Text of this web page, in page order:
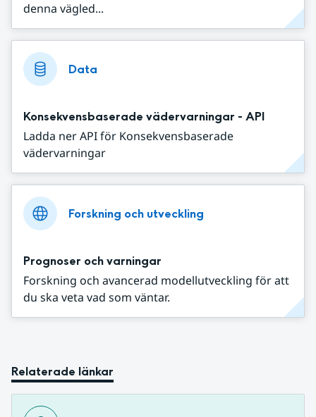
denna vägled...
Data
Konsekvensbaserade vädervarningar - API
Ladda ner API för Konsekvensbaserade
vädervarningar
Forskning och utveckling
Prognoser och varningar
Forskning och avancerad modellutveckling för att
du ska veta vad som väntar.
Relaterade länkar